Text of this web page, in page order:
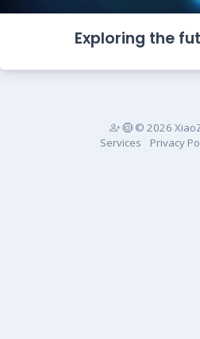
Exploring the
© 2026
Services
Privacy